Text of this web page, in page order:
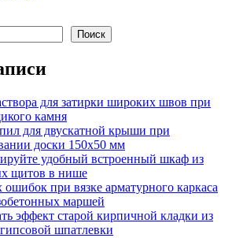
Поиск
для затирки широких швов при
камня
для двускатной крыши при
доски 150х50 мм
удобный встроенный шкаф из
щитов в нише
ошибок при вязке арматурного каркаса
маршей
эффект старой кирпичной кладки из
шпатлевки